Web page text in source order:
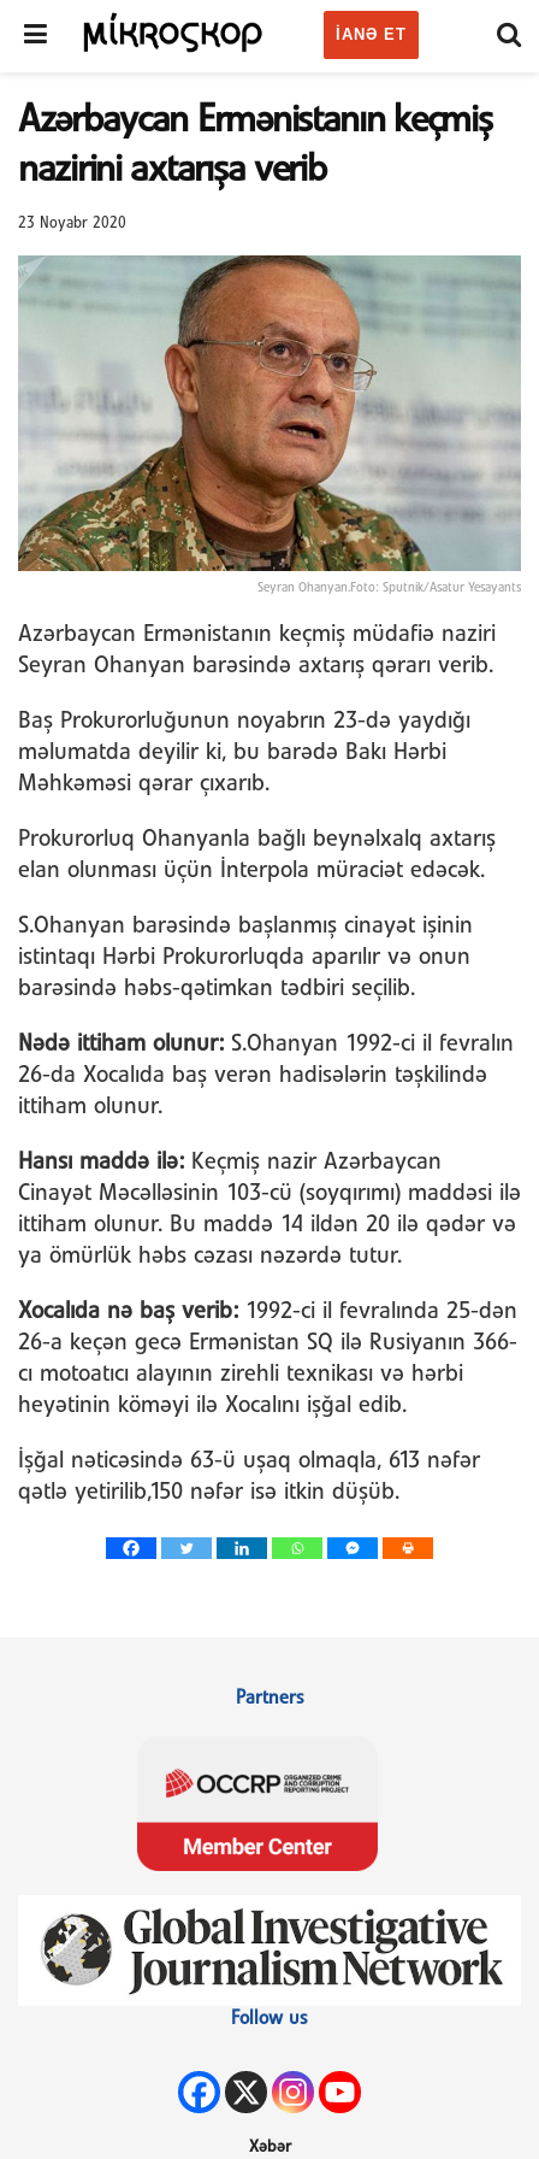
IANƏ ET
Azərbaycan Ermənistanın keçmiş
nazirini axtarışa verib
23 Noyabr 2020
Seyran Ohanyan.Foto: Sputnik/Asatur Yesayants
Azərbaycan Ermənistanın keçmiş müdafiə naziri
Seyran Ohanyan barəsində axtarış qərarı verib.
Baş Prokurorluğunun noyabrın 23-də yaydığı
məlumatda deyilir ki, bu barədə Bakı Hərbi
Məhkəməsi qərar çıxarıb.
Prokurorluq Ohanyanla bağlı beynəlxalq axtarış
elan olunması üçün İnterpola müraciət edəcək.
S.Ohanyan barəsində başlanmış cinayət işinin
istintaqı Hərbi Prokurorluqda aparılır və onun
barəsində həbs-qətimkan tədbiri seçilib.
Nədə ittiham olunur: S.Ohanyan 1992-ci il fevralın
26-da Xocalıda baş verən hadisələrin təşkilində
ittiham olunur.
Hansı maddə ilə: Keçmiş nazir Azərbaycan
Cinayət Məcəlləsinin 103-cü (soyqırımı) maddəsi ilə
ittiham olunur. Bu maddə 14 ildən 20 ilə qədər və
ya ömürlük həbs cəzası nəzərdə tutur.
Xocalıda nə baş verib: 1992-ci il fevralında 25-dən
26-a keçən gecə Ermənistan SQ ilə Rusiyanın 366-
cı motoatıcı alayının zirehli texnikası və hərbi
heyətinin köməyi ilə Xocalını işğal edib.
İşğal nəticəsində 63-ü uşaq olmaqla, 613 nəfər
qətlə yetirilib,150 nəfər isə itkin düşüb.
Partners
Follow us
Xəbər